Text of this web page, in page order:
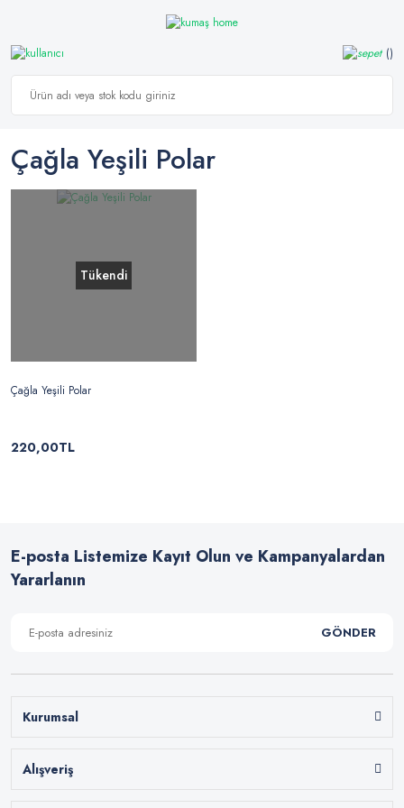
Çağla Yeşili Polar
Tükendi
Çağla Yeşili Polar
220,00TL
E-posta Listemize Kayıt Olun ve Kampanyalardan
Yararlanın
GÖNDER
Kurumsal
Alışveriş